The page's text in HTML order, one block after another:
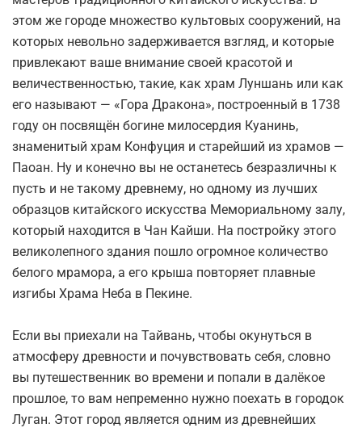
этом же городе множество культовых сооружений, на
которых невольно задерживается взгляд, и которые
привлекают ваше внимание своей красотой и
величественностью, такие, как храм Луншань или как
его называют — «Гора Дракона», построенный в 1738
году он посвящён богине милосердия Куанинь,
знаменитый храм Конфуция и старейший из храмов —
Паоан. Ну и конечно вы не останетесь безразличны к
пусть и не такому древнему, но одному из лучших
образцов китайского искусства Мемориальному залу,
который находится в Чан Кайши. На постройку этого
великолепного здания пошло огромное количество
белого мрамора, а его крыша повторяет плавные
изгибы Храма Неба в Пекине.
Если вы приехали на Тайвань, чтобы окунуться в
атмосферу древности и почувствовать себя, словно
вы путешественник во времени и попали в далёкое
прошлое, то вам непременно нужно поехать в городок
Луган. Этот город является одним из древнейших